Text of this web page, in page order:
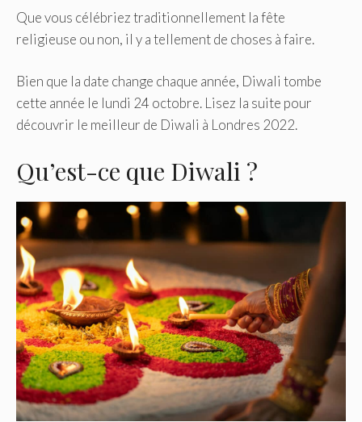
Que vous célébriez traditionnellement la fête
religieuse ou non, il y a tellement de choses à faire.
Bien que la date change chaque année, Diwali tombe
cette année le lundi 24 octobre. Lisez la suite pour
découvrir le meilleur de Diwali à Londres 2022.
Qu’est-ce que Diwali ?